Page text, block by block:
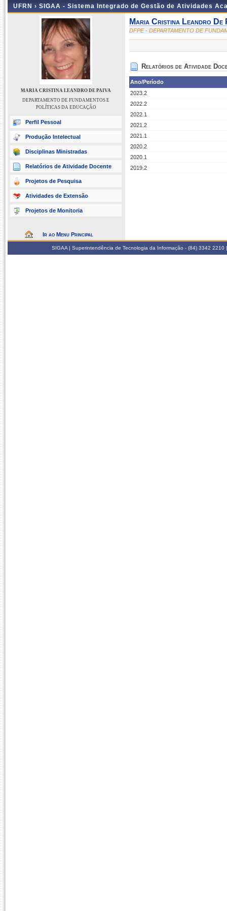
UFRN › SIGAA - Sistema Integrado de Gestão de Atividades
MARIA CRISTINA LEANDRO DE PAIVA
DEPARTAMENTO DE FUNDAMENTOS E
POLÍTICAS DA EDUCAÇÃO
Perfil Pessoal
Produção Intelectual
Disciplinas Ministradas
Relatórios de Atividade Docente
Projetos de Pesquisa
Atividades de Extensão
Projetos de Monitoria
Ir ao Menu Principal
Maria Cristina Leandro De
DFPE - DEPARTAMENTO DE
Relatórios de Atividade
Ano/Período
2023.2
2022.2
2022.1
2021.2
2021.1
2020.2
2020.1
2019.2
SIGAA | Superintendência de Tecnologia da Informação - (84) 3342